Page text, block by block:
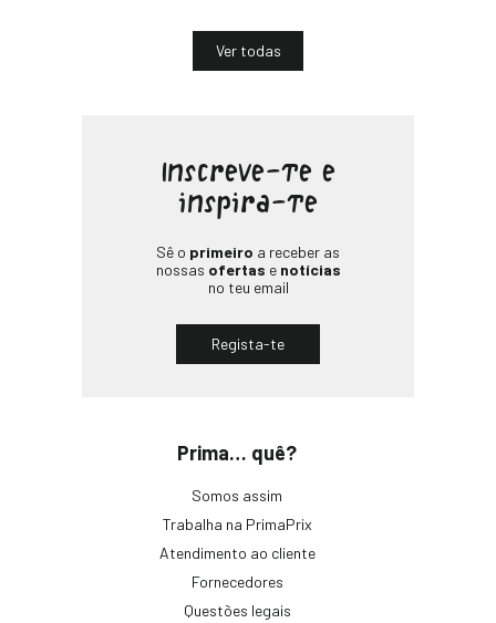
Ver todas
Prima… quê?
Somos assim
Trabalha na PrimaPrix
Atendimento ao cliente
Fornecedores
Questões legais
Inscreve-te e
inspira-te
Sê o primeiro a receber as
nossas ofertas e notícias
no teu email
Regista-te